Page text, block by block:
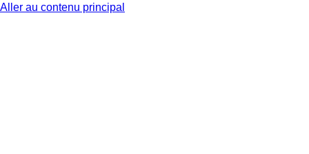
Aller au contenu principal